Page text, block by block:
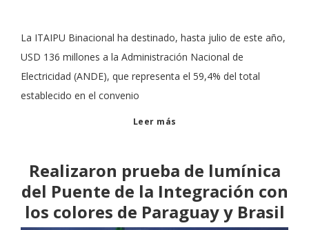
La ITAIPU Binacional ha destinado, hasta julio de este año,
USD 136 millones a la Administración Nacional de
Electricidad (ANDE), que representa el 59,4% del total
establecido en el convenio
Leer más
Realizaron prueba de lumínica
del Puente de la Integración con
los colores de Paraguay y Brasil